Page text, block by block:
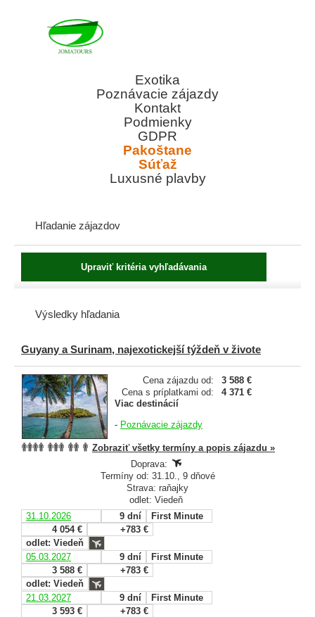
Exotika
Poznávacie zájazdy
Kontakt
Podmienky
GDPR
Pakoštane
Súťaž
Luxusné plavby
Hľadanie zájazdov
Výsledky hľadania
Guyany a Surinam, najexotickejší týždeň v živote
Cena zájazdu od:
3 588 €
Cena s príplatkami od:
4 371 €
Viac destinácií
- Poznávacie zájazdy
Zobraziť všetky termíny a popis zájazdu »
Doprava:
Termíny od: 31.10., 9 dňové
Strava: raňajky
odlet: Viedeň
31.10.2026
9 dní
First Minute
4 054 €
+783 €
odlet: Viedeň
05.03.2027
9 dní
First Minute
3 588 €
+783 €
odlet: Viedeň
21.03.2027
9 dní
First Minute
3 593 €
+783 €